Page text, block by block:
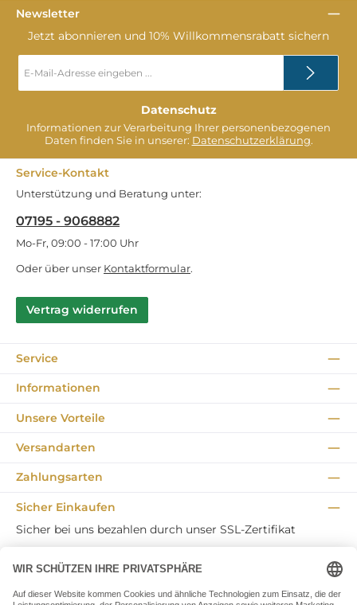
Newsletter
Jetzt abonnieren und 10% Willkommensrabatt sichern
Mail-
Adresse
Datenschutz
Informationen zur Verarbeitung Ihrer personenbezogenen
Daten finden Sie in unserer: Datenschutzerklärung.
Service-Kontakt
Unterstützung und Beratung unter:
07195 - 9068882
Mo-Fr, 09:00 - 17:00 Uhr
Oder über unser Kontaktformular.
Vertrag widerrufen
Service
Informationen
Unsere Vorteile
Versandarten
Zahlungsarten
Sicher Einkaufen
Sicher bei uns bezahlen durch unser SSL-Zertifikat